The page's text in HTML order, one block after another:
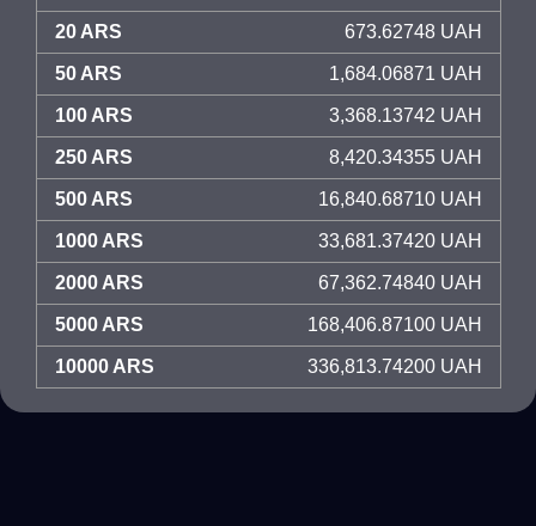
20 ARS 673.62748 UAH
50 ARS 1,684.06871 UAH
100 ARS 3,368.13742 UAH
250 ARS 8,420.34355 UAH
500 ARS 16,840.68710 UAH
1000 ARS 33,681.37420 UAH
2000 ARS 67,362.74840 UAH
5000 ARS 168,406.87100 UAH
10000 ARS 336,813.74200 UAH